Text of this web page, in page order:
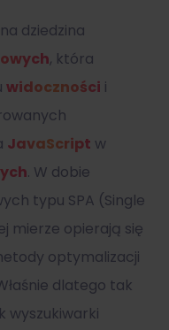
dziedzina
, która
widoczności i
JavaScript w
. W dobie
typu SPA (Single
mierze opierają się
optymalizacji
dlatego tak
wyszukiwarki